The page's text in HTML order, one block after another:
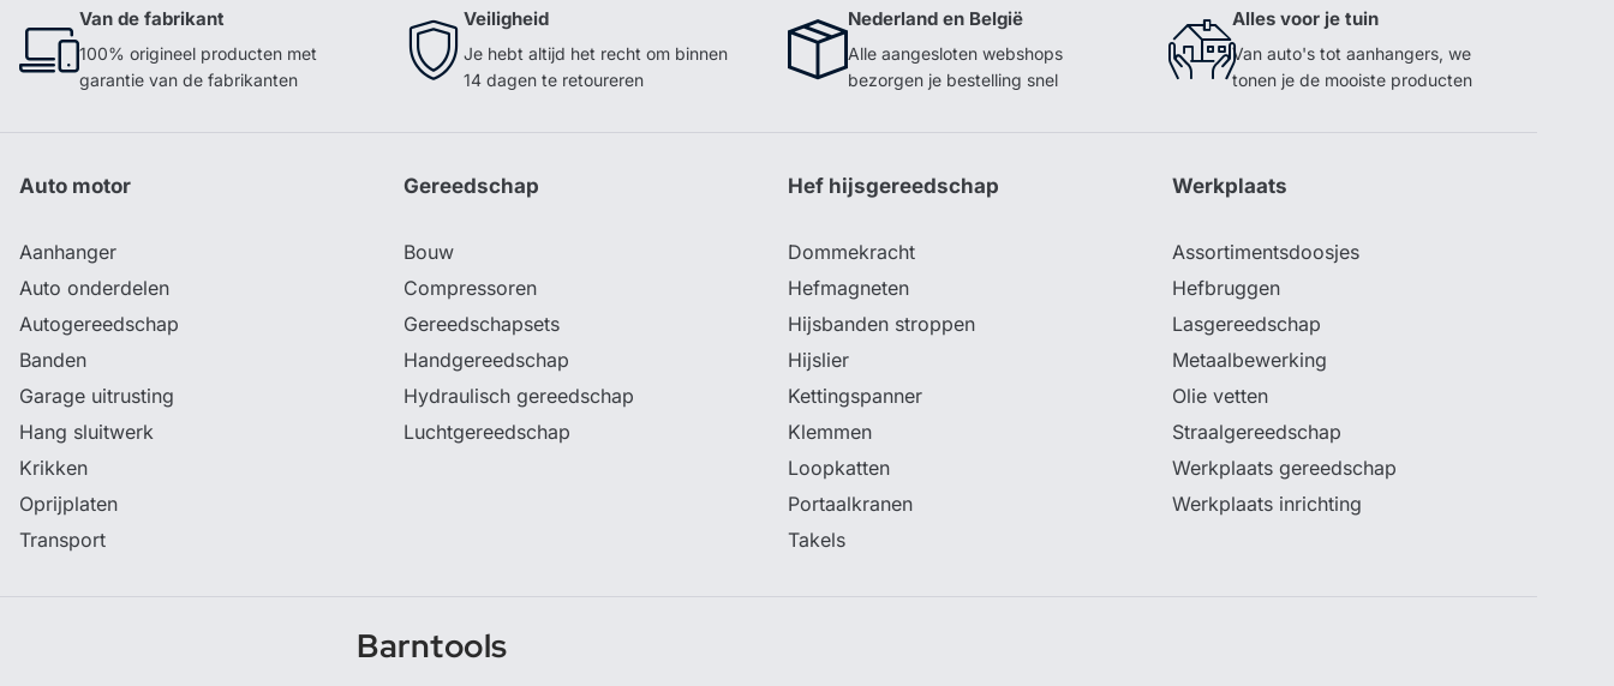
Van de fabrikant
100% origineel producten met
garantie van de fabrikanten
Veiligheid
Je hebt altijd het recht om binnen
14 dagen te retoureren
Nederland en België
Alle aangesloten webshops
bezorgen je bestelling snel
Alles voor je tuin
Van auto's tot aanhangers, we
tonen je de mooiste producten
Auto motor
Aanhanger
Auto onderdelen
Autogereedschap
Banden
Garage uitrusting
Hang sluitwerk
Krikken
Oprijplaten
Transport
Gereedschap
Bouw
Compressoren
Gereedschapsets
Handgereedschap
Hydraulisch gereedschap
Luchtgereedschap
Hef hijsgereedschap
Dommekracht
Hefmagneten
Hijsbanden stroppen
Hijslier
Kettingspanner
Klemmen
Loopkatten
Portaalkranen
Takels
Werkplaats
Assortimentsdoosjes
Hefbruggen
Lasgereedschap
Metaalbewerking
Olie vetten
Straalgereedschap
Werkplaats gereedschap
Werkplaats inrichting
Barntools